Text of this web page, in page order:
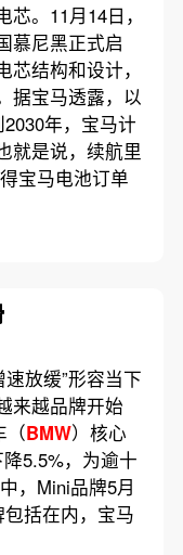
。11月14日，
慕尼黑正式启
结构和设计，
据宝马透露，以
年，宝马计
就是说，续航里
宝马电池订单
速放缓”形容当下
来越品牌开始
（BMW）核心
5.5%，为逾十
，Mini品牌5月
括在内，宝马